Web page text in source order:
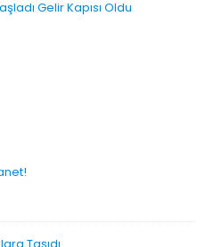
Gelir Kapısı Oldu